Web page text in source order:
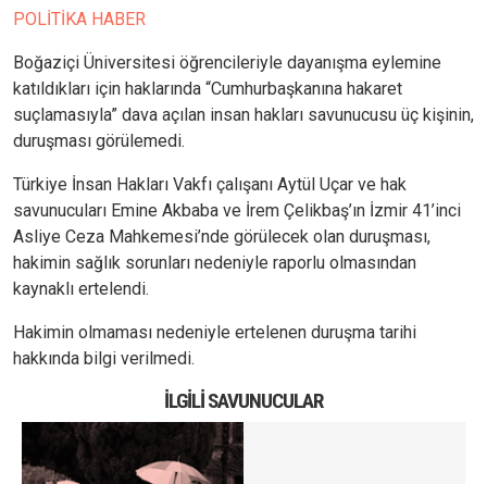
POLİTİKA HABER
Boğaziçi Üniversitesi öğrencileriyle dayanışma eylemine
katıldıkları için haklarında “Cumhurbaşkanına hakaret
suçlamasıyla” dava açılan insan hakları savunucusu üç kişinin,
duruşması görülemedi.
Türkiye İnsan Hakları Vakfı çalışanı Aytül Uçar ve hak
savunucuları Emine Akbaba ve İrem Çelikbaş’ın İzmir 41’inci
Asliye Ceza Mahkemesi’nde görülecek olan duruşması,
hakimin sağlık sorunları nedeniyle raporlu olmasından
kaynaklı ertelendi.
Hakimin olmaması nedeniyle ertelenen duruşma tarihi
hakkında bilgi verilmedi.
İLGILI SAVUNUCULAR